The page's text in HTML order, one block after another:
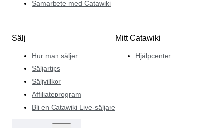
Samarbete med Catawiki
Sälj
Hur man säljer
Säljartips
Säljvillkor
Affiliateprogram
Bli en Catawiki Live-säljare
Mitt Catawiki
Hjälpcenter